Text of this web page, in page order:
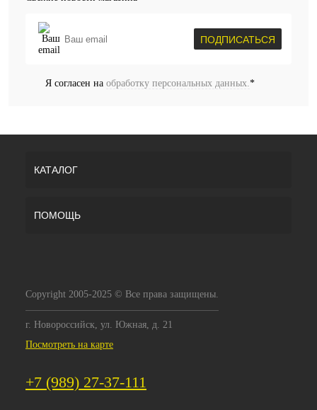
ПОДПИСАТЬСЯ
Я согласен на обработку персональных данных. *
КАТАЛОГ
ПОМОЩЬ
Copyright 2005-2025 © Все права защищены.
г. Новороссийск, ул. Южная, д. 21
Посмотреть на карте
+7 (989) 27-37-111